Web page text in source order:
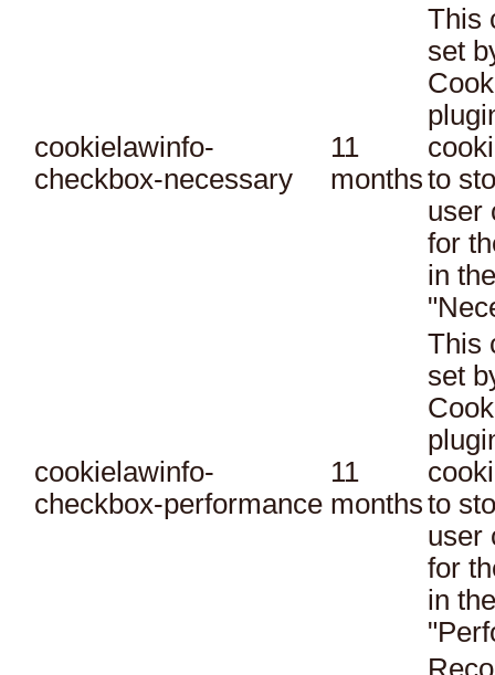
cookielawinfo-
checkbox-necessary
11
months
This
set
to
user
for
in
cookielawinfo-
checkbox-performance
11
months
This
set
to
user
for
in